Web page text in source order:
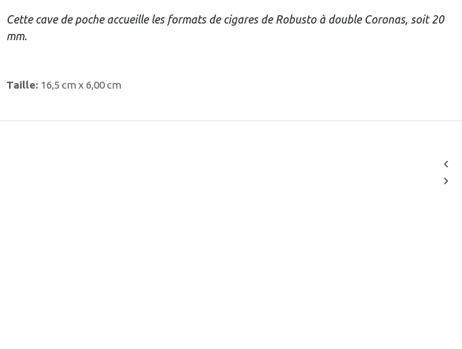
Cette cave de poche accueille les formats de cigares de Robusto à double Coronas, soit 20
mm.
Taille: 16,5 cm x 6,00 cm